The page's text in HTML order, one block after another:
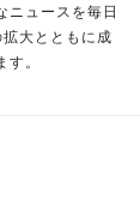
ニュースを毎日
大とともに成
。